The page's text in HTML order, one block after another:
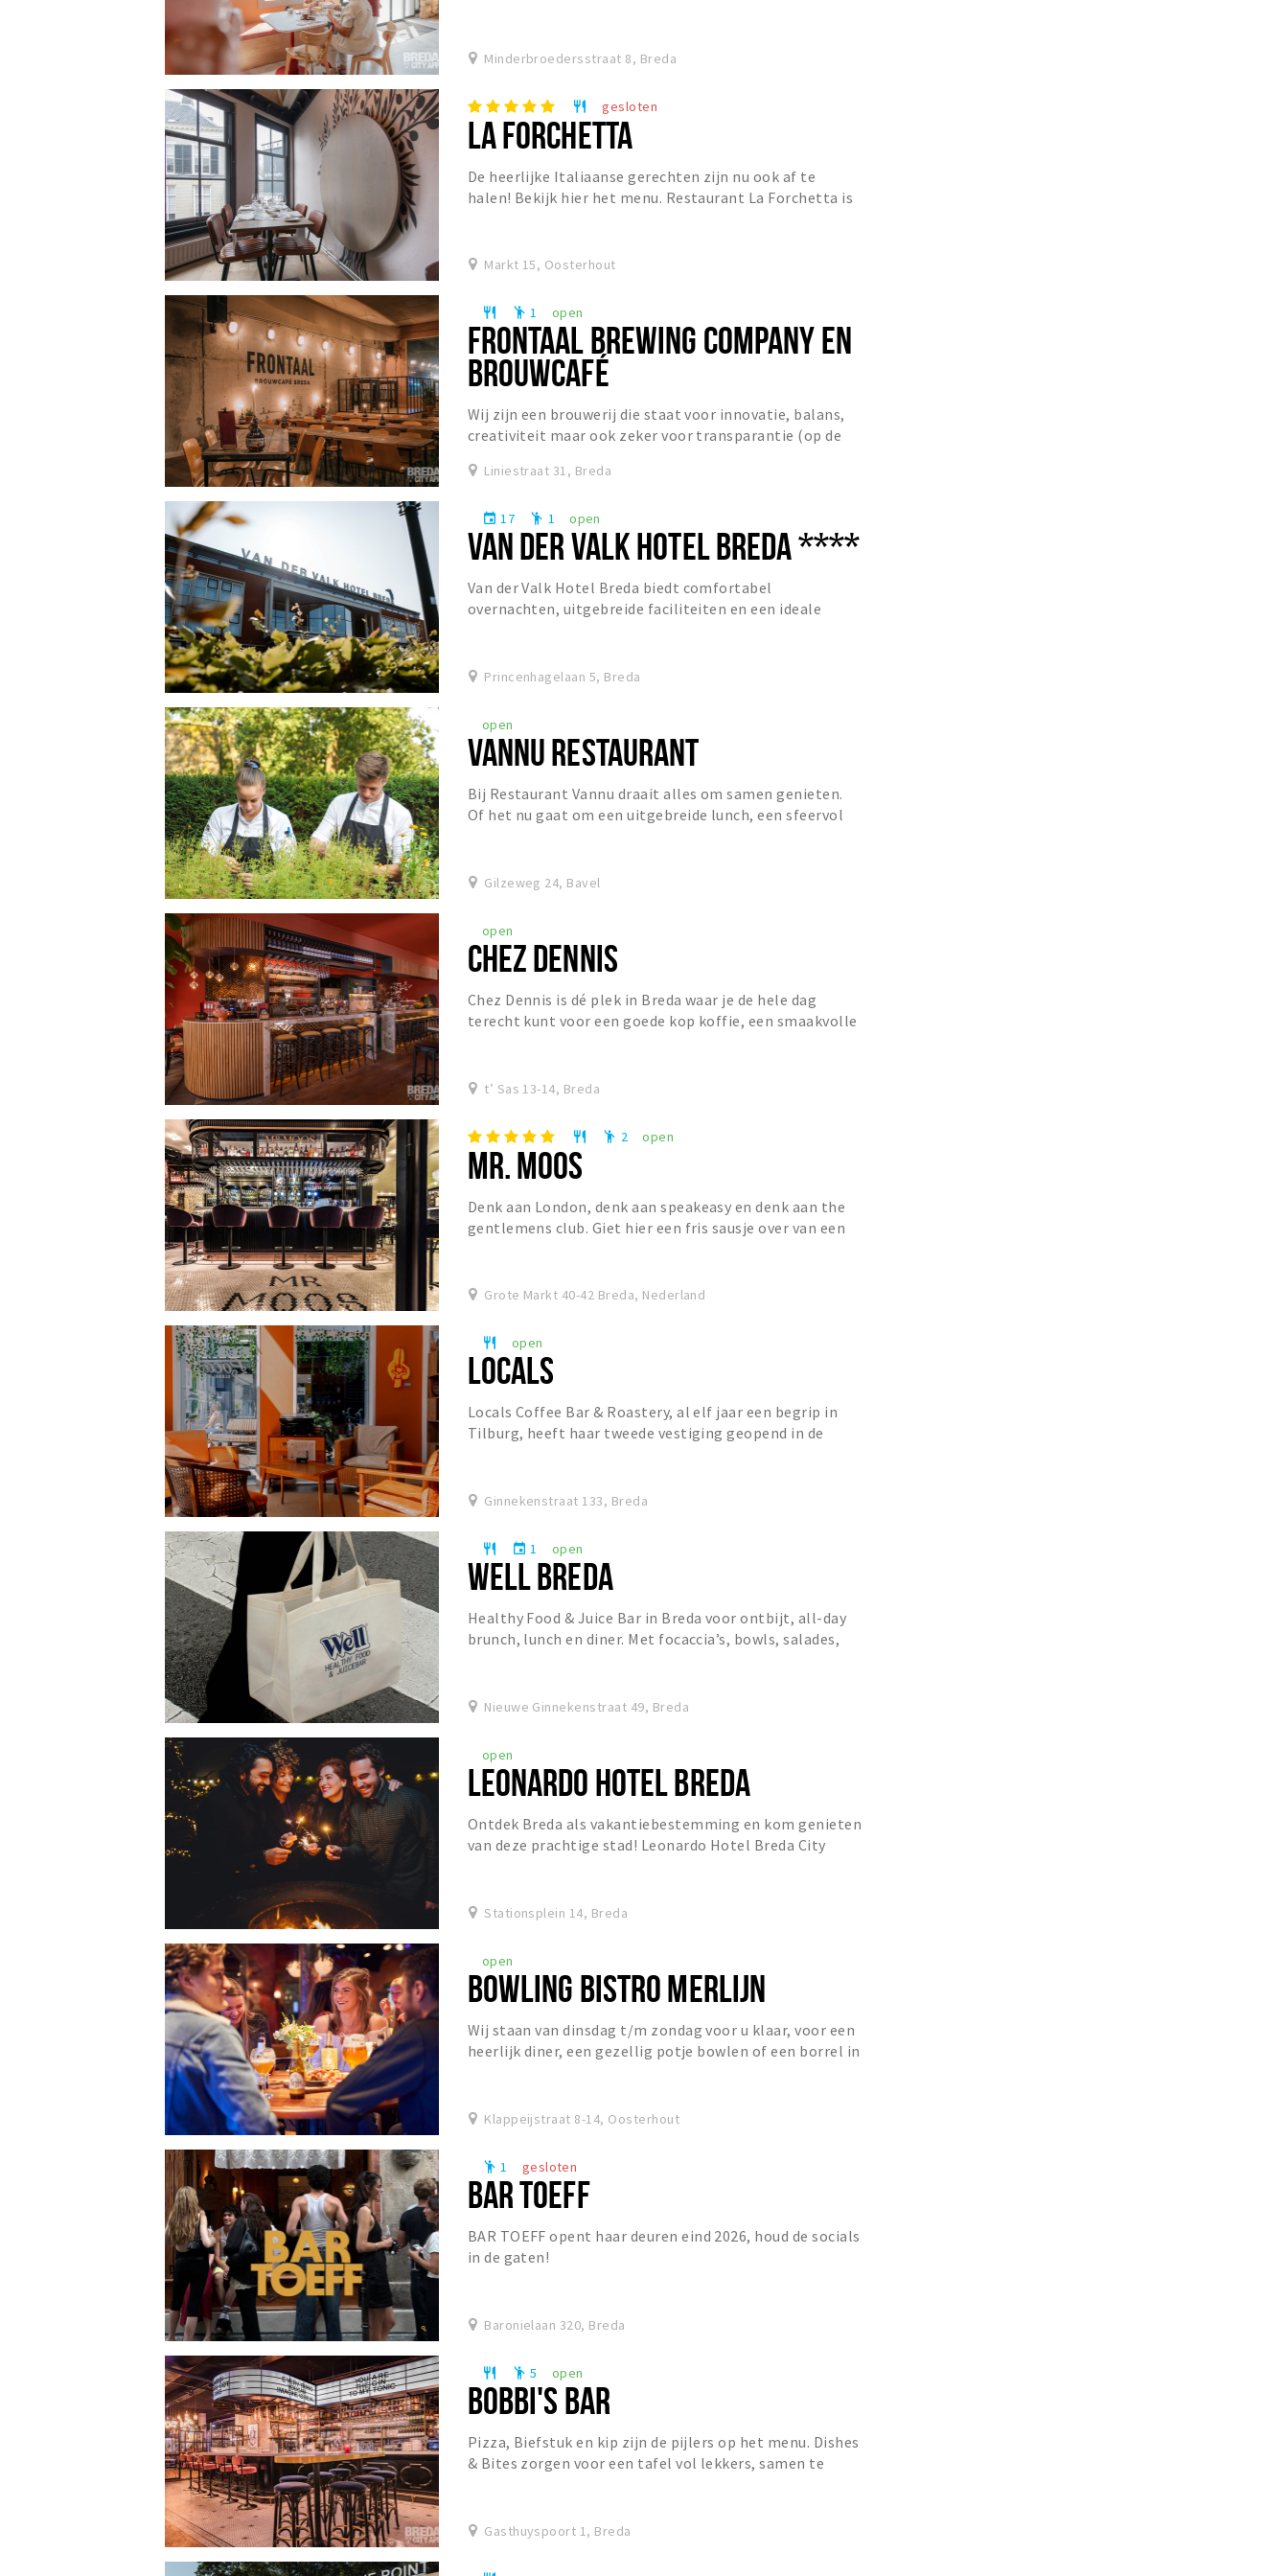
Minderbroedersstraat 8, Breda
restaurant gesloten
LA FORCHETTA
De heerlijke Italiaanse gerechten zijn nu ook af te
halen! Bekijk hier het menu. Restaurant La Forchetta is
Markt 15, Oosterhout
restaurant emoji_people 1 open
FRONTAAL BREWING COMPANY EN
BROUWCAFÉ
Wij zijn een brouwerij die staat voor innovatie, balans,
creativiteit maar ook zeker voor transparantie (op de
Liniestraat 31, Breda
event 17 emoji_people 1 open
VAN DER VALK HOTEL BREDA ****
Van der Valk Hotel Breda biedt comfortabel
overnachten, uitgebreide faciliteiten en een ideale
Princenhagelaan 5, Breda
open
VANNU RESTAURANT
Bij Restaurant Vannu draait alles om samen genieten.
Of het nu gaat om een uitgebreide lunch, een sfeervol
Gilzeweg 24, Bavel
open
CHEZ DENNIS
Chez Dennis is dé plek in Breda waar je de hele dag
terecht kunt voor een goede kop koffie, een smaakvolle
t’ Sas 13-14, Breda
restaurant emoji_people 2 open
MR. MOOS
Denk aan London, denk aan speakeasy en denk aan the
gentlemens club. Giet hier een fris sausje over van een
Grote Markt 40-42 Breda, Nederland
restaurant open
LOCALS
Locals Coffee Bar & Roastery, al elf jaar een begrip in
Tilburg, heeft haar tweede vestiging geopend in de
Ginnekenstraat 133, Breda
restaurant event 1 open
WELL BREDA
Healthy Food & Juice Bar in Breda voor ontbijt, all-day
brunch, lunch en diner. Met focaccia’s, bowls, salades,
Nieuwe Ginnekenstraat 49, Breda
open
LEONARDO HOTEL BREDA
Ontdek Breda als vakantiebestemming en kom genieten
van deze prachtige stad! Leonardo Hotel Breda City
Stationsplein 14, Breda
open
BOWLING BISTRO MERLIJN
Wij staan van dinsdag t/m zondag voor u klaar, voor een
heerlijk diner, een gezellig potje bowlen of een borrel in
Klappeijstraat 8-14, Oosterhout
emoji_people 1 gesloten
BAR TOEFF
BAR TOEFF opent haar deuren eind 2026, houd de socials
in de gaten!
Baronielaan 320, Breda
restaurant emoji_people 5 open
BOBBI'S BAR
Pizza, Biefstuk en kip zijn de pijlers op het menu. Dishes
& Bites zorgen voor een tafel vol lekkers, samen te
Gasthuyspoort 1, Breda